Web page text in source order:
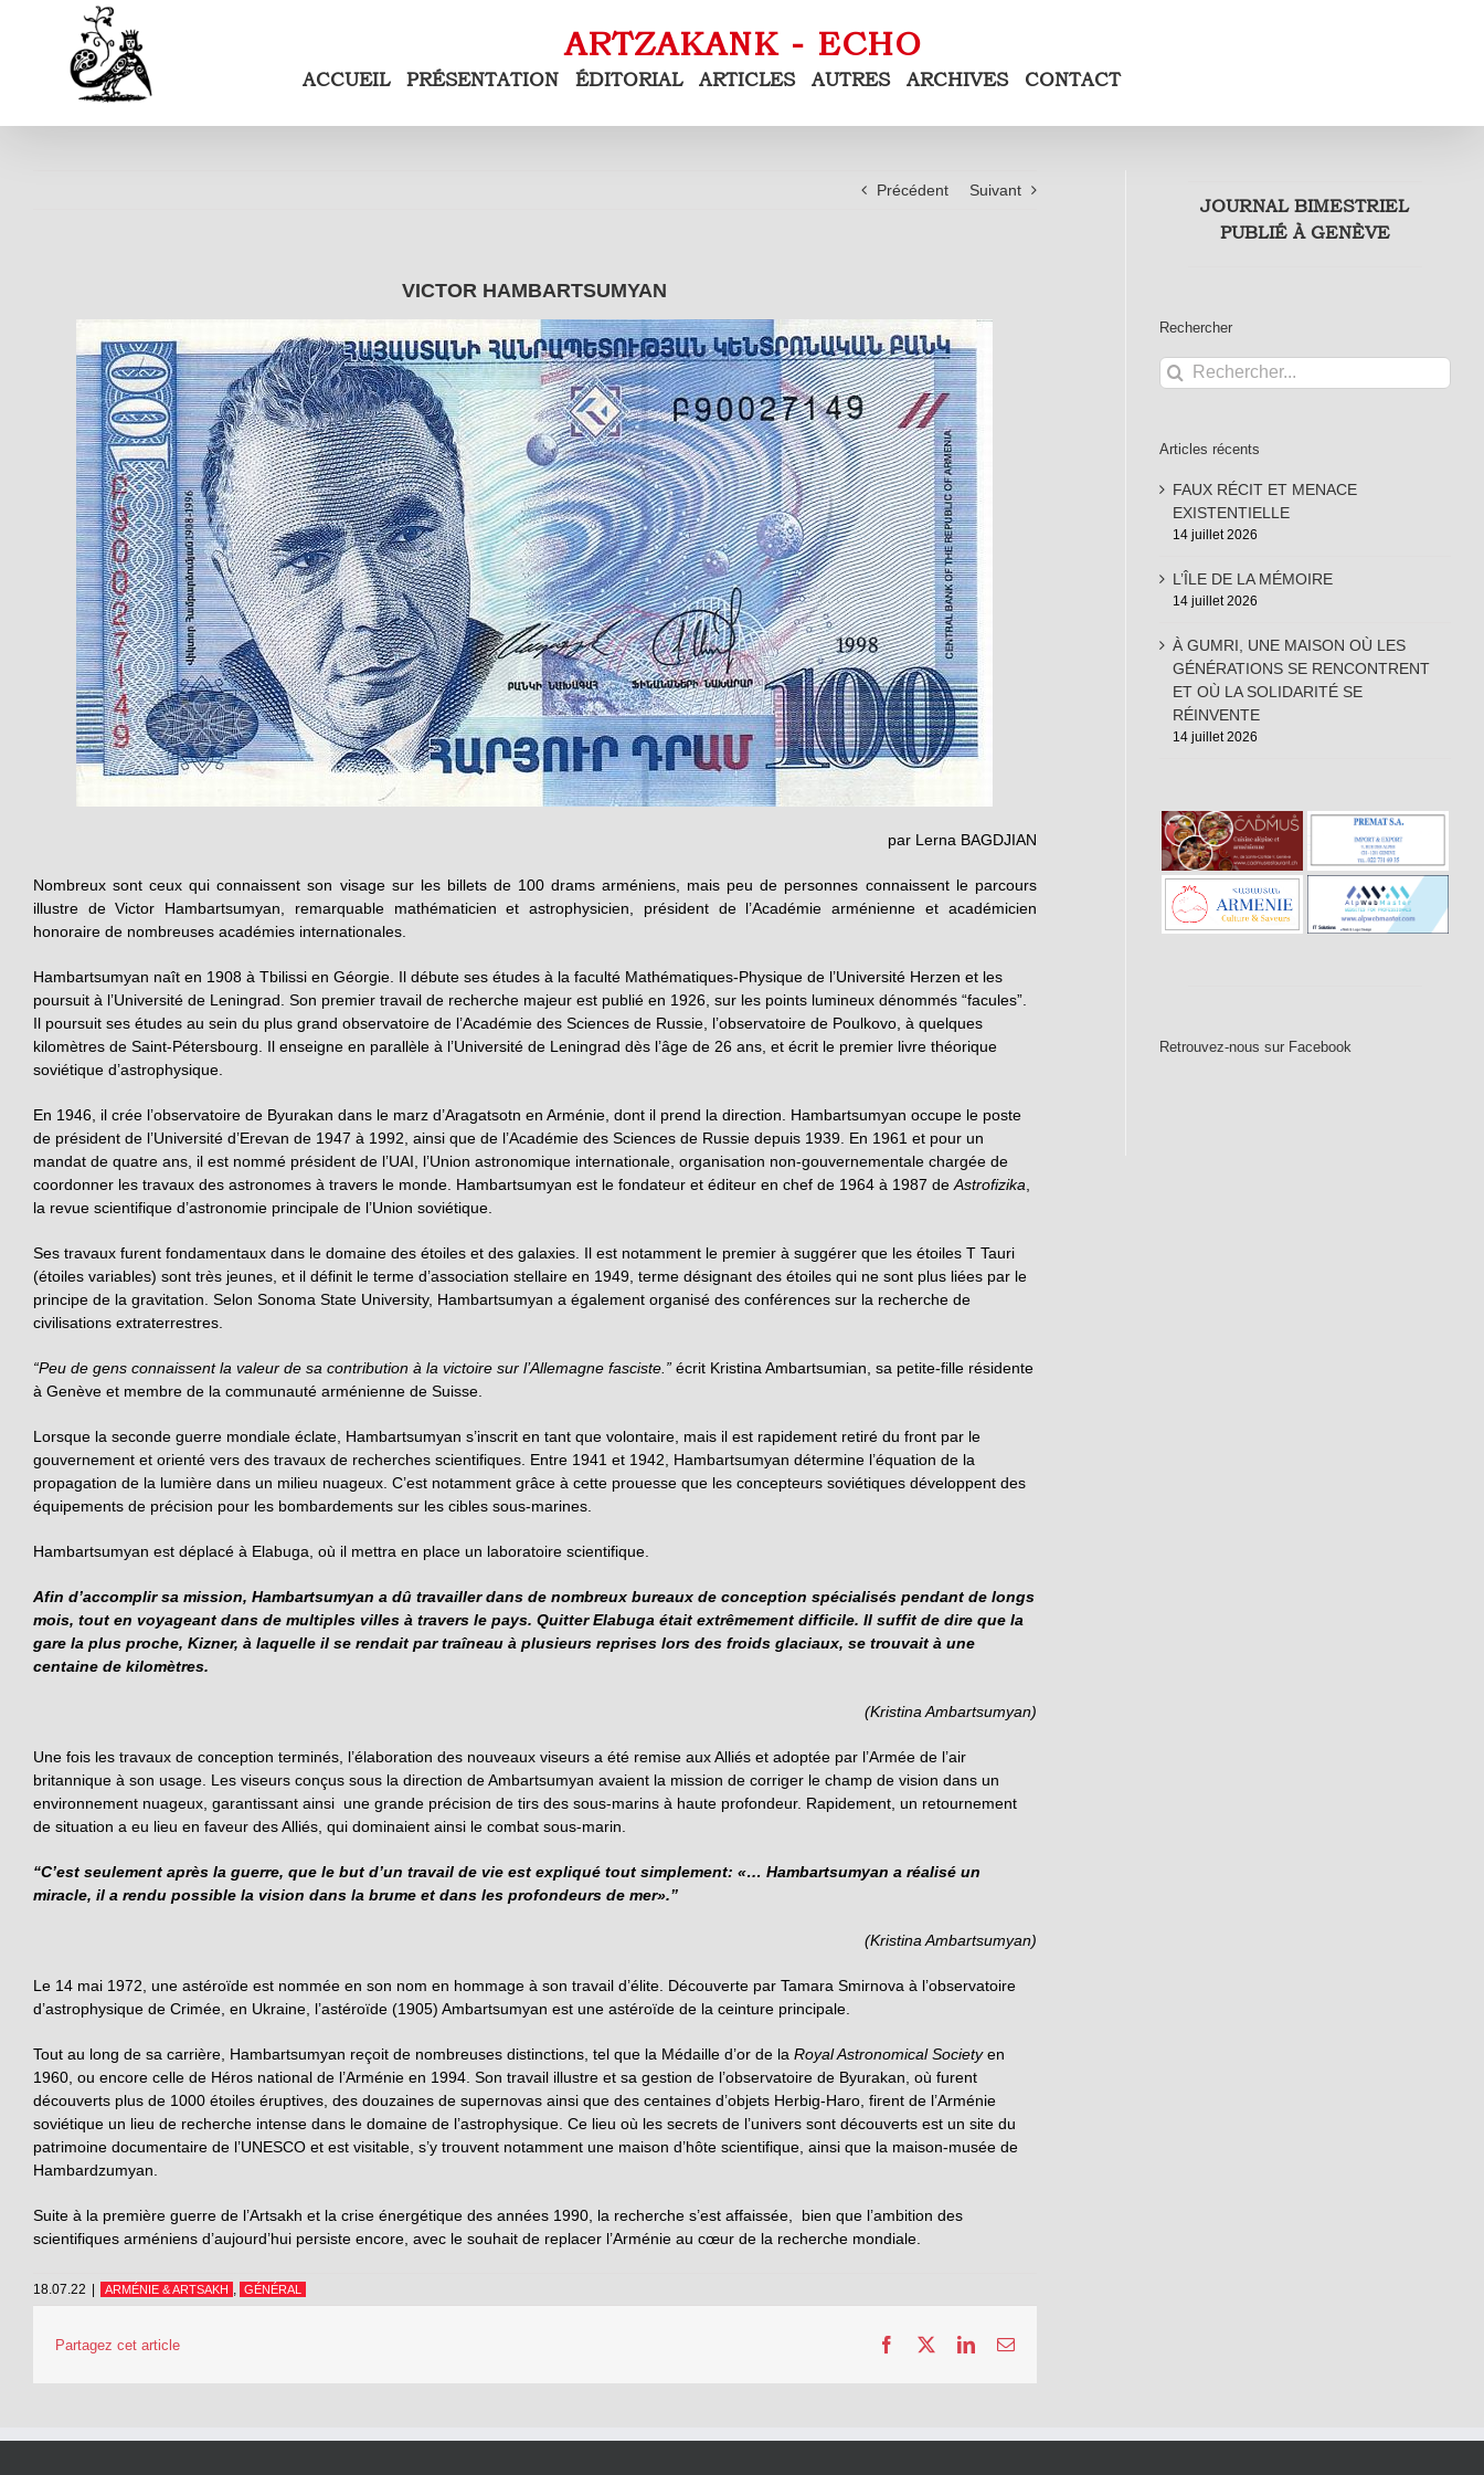
ACCUEIL PRÉSENTATION ÉDITORIAL ARTICLES AUTRES ARCHIVES CONTACT
Précédent Suivant
VICTOR HAMBARTSUMYAN
par Lerna BAGDJIAN
Nombreux sont ceux qui connaissent son visage sur les billets de 100 drams arméniens, mais peu de personnes connaissent le parcours
illustre de Victor Hambartsumyan, remarquable mathématicien et astrophysicien, président de l’Académie arménienne et académicien
honoraire de nombreuses académies internationales.
Hambartsumyan naît en 1908 à Tbilissi en Géorgie. Il débute ses études à la faculté Mathématiques-Physique de l’Université Herzen et les
poursuit à l’Université de Leningrad. Son premier travail de recherche majeur est publié en 1926, sur les points lumineux dénommés “facules”.
Il poursuit ses études au sein du plus grand observatoire de l’Académie des Sciences de Russie, l’observatoire de Poulkovo, à quelques
kilomètres de Saint-Pétersbourg. Il enseigne en parallèle à l’Université de Leningrad dès l’âge de 26 ans, et écrit le premier livre théorique
soviétique d’astrophysique.
En 1946, il crée l’observatoire de Byurakan dans le marz d’Aragatsotn en Arménie, dont il prend la direction. Hambartsumyan occupe le poste
de président de l’Université d’Erevan de 1947 à 1992, ainsi que de l’Académie des Sciences de Russie depuis 1939. En 1961 et pour un
mandat de quatre ans, il est nommé président de l’UAI, l’Union astronomique internationale, organisation non-gouvernementale chargée de
coordonner les travaux des astronomes à travers le monde. Hambartsumyan est le fondateur et éditeur en chef de 1964 à 1987 de Astrofizika
la revue scientifique d’astronomie principale de l’Union soviétique.
Ses travaux furent fondamentaux dans le domaine des étoiles et des galaxies. Il est notamment le premier à suggérer que les étoiles T Tauri
(étoiles variables) sont très jeunes, et il définit le terme d’association stellaire en 1949, terme désignant des étoiles qui ne sont plus liées par le
principe de la gravitation. Selon Sonoma State University, Hambartsumyan a également organisé des conférences sur la recherche de
civilisations extraterrestres.
“Peu de gens connaissent la valeur de sa contribution à la victoire sur l’Allemagne fasciste.” écrit Kristina Ambartsumian, sa petite-fille résidente
à Genève et membre de la communauté arménienne de Suisse.
Lorsque la seconde guerre mondiale éclate, Hambartsumyan s’inscrit en tant que volontaire, mais il est rapidement retiré du front par le
gouvernement et orienté vers des travaux de recherches scientifiques. Entre 1941 et 1942, Hambartsumyan détermine l’équation de la
propagation de la lumière dans un milieu nuageux. C’est notamment grâce à cette prouesse que les concepteurs soviétiques développent des
équipements de précision pour les bombardements sur les cibles sous-marines.
Hambartsumyan est déplacé à Elabuga, où il mettra en place un laboratoire scientifique.
Afin d’accomplir sa mission, Hambartsumyan a dû travailler dans de nombreux bureaux de conception spécialisés pendant de longs
mois, tout en voyageant dans de multiples villes à travers le pays. Quitter Elabuga était extrêmement difficile. Il suffit de dire que la
gare la plus proche, Kizner, à laquelle il se rendait par traîneau à plusieurs reprises lors des froids glaciaux, se trouvait à une
centaine de kilomètres.
(Kristina Ambartsumyan)
Une fois les travaux de conception terminés, l’élaboration des nouveaux viseurs a été remise aux Alliés et adoptée par l’Armée de l’air
britannique à son usage. Les viseurs conçus sous la direction de Ambartsumyan avaient la mission de corriger le champ de vision dans un
environnement nuageux, garantissant ainsi une grande précision de tirs des sous-marins à haute profondeur. Rapidement, un retournement
de situation a eu lieu en faveur des Alliés, qui dominaient ainsi le combat sous-marin.
“C’est seulement après la guerre, que le but d’un travail de vie est expliqué tout simplement: «… Hambartsumyan a réalisé un
miracle, il a rendu possible la vision dans la brume et dans les profondeurs de mer».”
(Kristina Ambartsumyan)
Le 14 mai 1972, une astéroïde est nommée en son nom en hommage à son travail d’élite. Découverte par Tamara Smirnova à l’observatoire
d’astrophysique de Crimée, en Ukraine, l’astéroïde (1905) Ambartsumyan est une astéroïde de la ceinture principale.
Tout au long de sa carrière, Hambartsumyan reçoit de nombreuses distinctions, tel que la Médaille d’or de la Royal Astronomical Societyen
1960, ou encore celle de Héros national de l’Arménie en 1994. Son travail illustre et sa gestion de l’observatoire de Byurakan, où furent
découverts plus de 1000 étoiles éruptives, des douzaines de supernovas ainsi que des centaines d’objets Herbig-Haro, firent de l’Arménie
soviétique un lieu de recherche intense dans le domaine de l’astrophysique. Ce lieu où les secrets de l’univers sont découverts est un site du
patrimoine documentaire de l’UNESCO et est visitable, s’y trouvent notamment une maison d’hôte scientifique, ainsi que la maison-musée de
Hambardzumyan.
Suite à la première guerre de l’Artsakh et la crise énergétique des années 1990, la recherche s’est affaissée, bien que l’ambition des
scientifiques arméniens d’aujourd’hui persiste encore, avec le souhait de replacer l’Arménie au cœur de la recherche mondiale.
18.07.22 ARMÉNIE & ARTSAKH , GÉNÉRAL
Partagez cet article Facebook
X LinkedInEmail
JOURNAL BIMESTRIEL
PUBLIÉ À GENÈVE
Rechercher
Rechercher:
Articles récents
FAUX RÉCIT ET MENACE
EXISTENTIELLE
14 juillet 2026
L’ÎLE DE LA MÉMOIRE
14 juillet 2026
À GUMRI, UNE MAISON OÙ LES
GÉNÉRATIONS SE RENCONTRENT
ET OÙ LA SOLIDARITÉ SE
RÉINVENTE
14 juillet 2026
Retrouvez-nous sur Facebook